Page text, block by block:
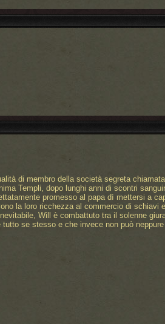
di membro della società segreta
Templi, dopo lunghi anni di scontri
promesso al papa dì mettersi a
la loro ricchezza al commercio di schiavi
Will è combattuto tra il solenne
se stesso e che invece non può